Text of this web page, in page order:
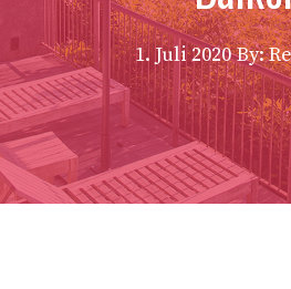
1. Juli 2020 By: